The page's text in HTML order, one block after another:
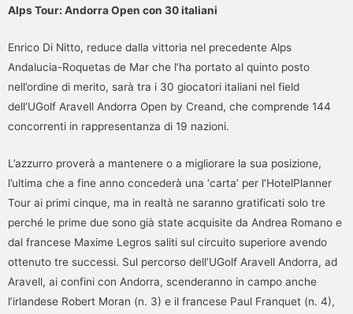
Alps Tour: Andorra Open con 30 italiani
Enrico Di Nitto, reduce dalla vittoria nel precedente Alps
Andalucia-Roquetas de Mar che l’ha portato al quinto posto
nell’ordine di merito, sarà tra i 30 giocatori italiani nel field
dell’UGolf Aravell Andorra Open by Creand, che comprende 144
concorrenti in rappresentanza di 19 nazioni.
L’azzurro proverà a mantenere o a migliorare la sua posizione,
l’ultima che a fine anno concederà una ‘carta’ per l’HotelPlanner
Tour ai primi cinque, ma in realtà ne saranno gratificati solo tre
perché le prime due sono già state acquisite da Andrea Romano e
dal francese Maxime Legros saliti sul circuito superiore avendo
ottenuto tre successi. Sul percorso dell’UGolf Aravell Andorra, ad
Aravell, ai confini con Andorra, scenderanno in campo anche
l’irlandese Robert Moran (n. 3) e il francese Paul Franquet (n. 4),